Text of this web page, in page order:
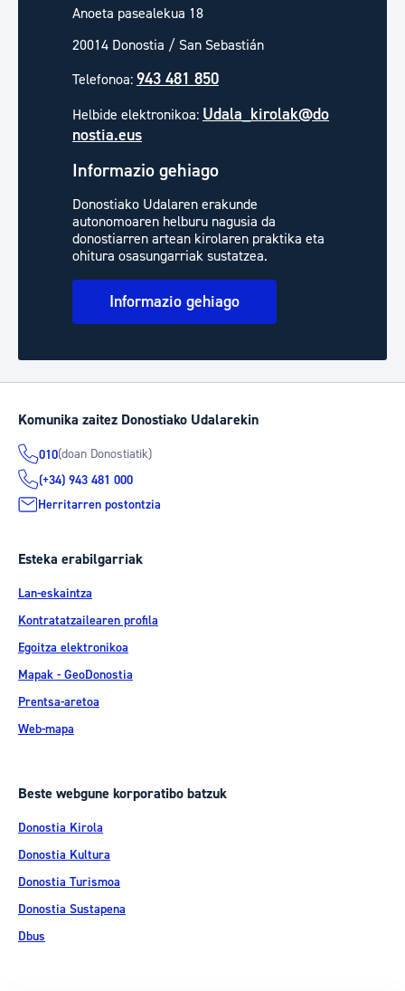
Anoeta pasealekua 18
20014 Donostia / San Sebastián
Telefonoa: 943 481 850
Helbide elektronikoa: Udala_kirolak@do
nostia.eus
Informazio gehiago
Donostiako Udalaren erakunde
autonomoaren helburu nagusia da
donostiarren artean kirolaren praktika eta
ohitura osasungarriak sustatzea.
Informazio gehiago
Komunika zaitez Donostiako Udalarekin
010(doan Donostiatik)
(+34) 943 481 000
Herritarren postontzia
Esteka erabilgarriak
Lan-eskaintza
Kontratatzailearen profila
Egoitza elektronikoa
Mapak - GeoDonostia
Prentsa-aretoa
Web-mapa
Beste webgune korporatibo batzuk
Donostia Kirola
Donostia Kultura
Donostia Turismoa
Donostia Sustapena
Dbus